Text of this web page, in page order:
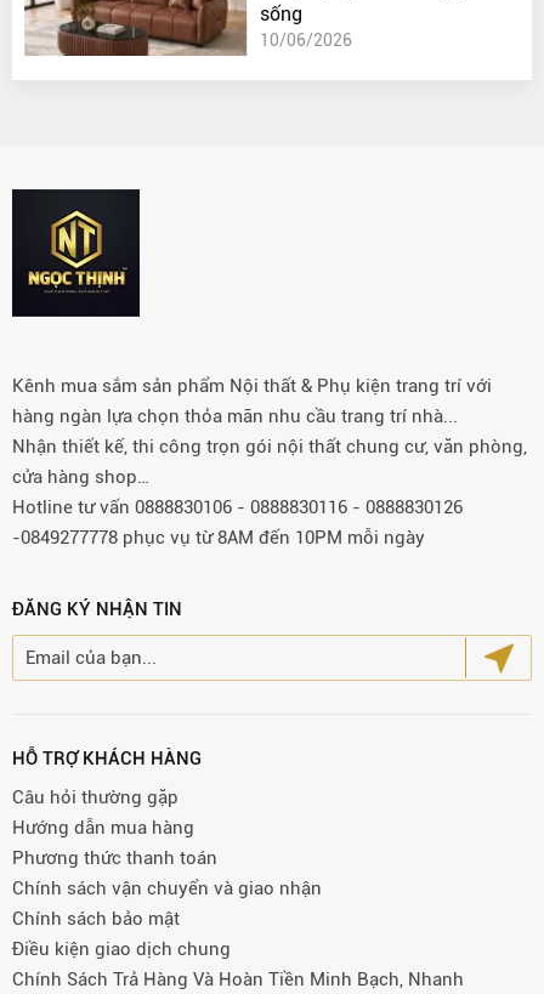
sống
10/06/2026
Kênh mua sắm sản phẩm Nội thất & Phụ kiện trang trí với
hàng ngàn lựa chọn thỏa mãn nhu cầu trang trí nhà...
Nhận thiết kế, thi công trọn gói nội thất chung cư, văn phòng,
cửa hàng shop…
Hotline tư vấn 0888830106 - 0888830116 - 0888830126
-0849277778 phục vụ từ 8AM đến 10PM mỗi ngày
ĐĂNG KÝ NHẬN TIN
HỖ TRỢ KHÁCH HÀNG
Câu hỏi thường gặp
Hướng dẫn mua hàng
Phương thức thanh toán
Chính sách vận chuyển và giao nhận
Chính sách bảo mật
Điều kiện giao dịch chung
Chính Sách Trả Hàng Và Hoàn Tiền Minh Bạch, Nhanh